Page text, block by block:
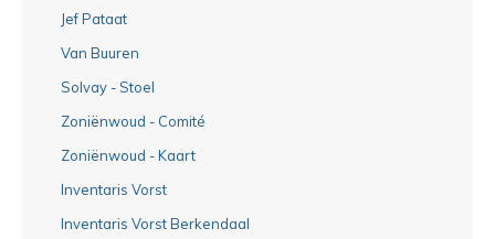
Jef Pataat
Van Buuren
Solvay - Stoel
Zoniënwoud - Comité
Zoniënwoud - Kaart
Inventaris Vorst
Inventaris Vorst Berkendaal